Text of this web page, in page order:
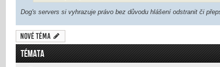
Dog's servers si vyhrazuje právo bez důvodu hlášení odstranit či
Nové téma
TÉMATA